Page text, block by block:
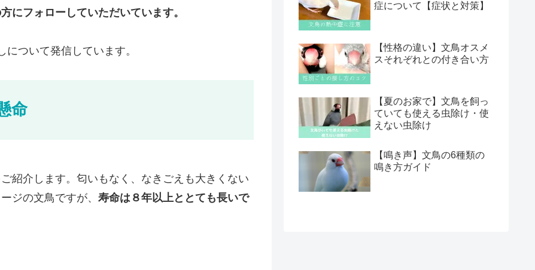
にフォローしていただいています。
ついて発信しています。
命
紹介します。匂いもなく、なきごえも大きくない
ジの文鳥ですが、 寿命は８年以上ととても長いで
症について【症状と対策】
【性格の違い】文鳥オスメ
スそれぞれとの付き合い方
【夏のお家で】文鳥を飼っ
ていても使える虫除け・使
えない虫除け
【鳴き声】文鳥の6種類の
鳴き方ガイド